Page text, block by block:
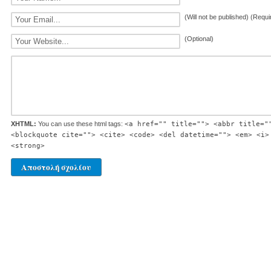
(Will not be published)
(Optional)
XHTML: You can use these html tags: <a href="" title=""> <abbr
<blockquote cite=""> <cite> <code> <del datetime=""> <em>
<strong>